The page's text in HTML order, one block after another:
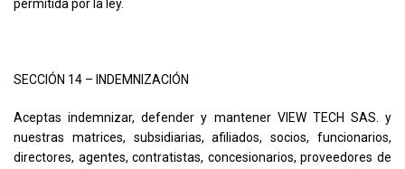
permitida por la ley.
SECCIÓN 14 – INDEMNIZACIÓN
Aceptas indemnizar, defender y mantener VIEW TECH SAS. y
nuestras matrices, subsidiarias, afiliados, socios, funcionarios,
directores, agentes, contratistas, concesionarios, proveedores de